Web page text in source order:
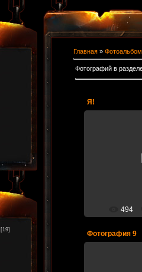
[19]
Главная » Фотоальбом
Фотографий в
Я!
он же Лёха,
494
Фотография 9